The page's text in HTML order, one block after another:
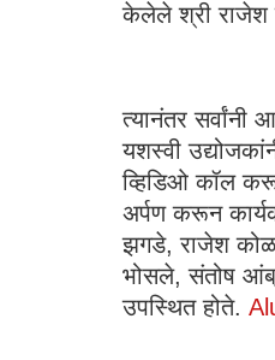
केलेले श्री राजेश
त्यानंतर
यशस्वी
व्हिडिओ कॉल
अर्पण करून
झगडे, राजेश
भोसले, संतोष
उपस्थित होते.